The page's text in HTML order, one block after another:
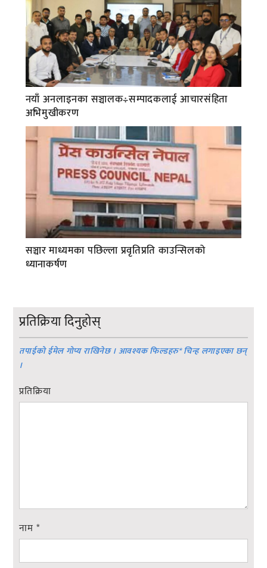
नयाँ अनलाइनका सञ्चालक÷सम्पादकलाई आचारसंहिता
अभिमुखीकरण
सञ्चार माध्यमका पछिल्ला प्रवृतिप्रति काउन्सिलको
ध्यानाकर्षण
प्रतिक्रिया दिनुहोस्
तपाईको ईमेल गोप्य राखिनेछ । आवश्यक फिल्डहरु*चिन्ह लगाइएका छन्
।
प्रतिक्रिया
नाम *